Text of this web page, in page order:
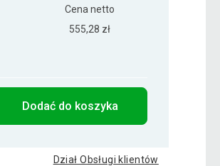
Cena netto
555,28 zł
Dodać do koszyka
Dział Obsługi klientów